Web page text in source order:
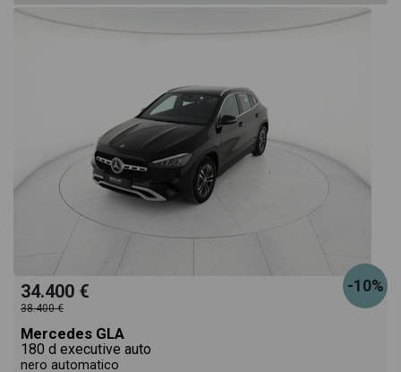
-10%
34.400 €
38.400 €
Mercedes GLA
180 d executive auto
nero automatico